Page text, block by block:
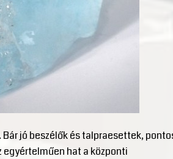
jó beszélők és talpraesettek,
egyértelműen hat a központi